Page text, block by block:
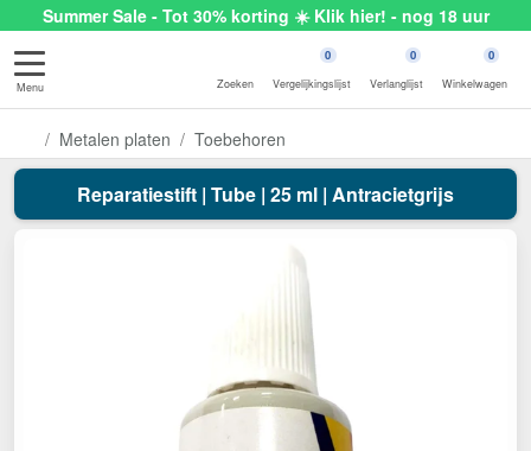
Summer Sale - Tot 30% korting ☀️ Klik hier! - nog 18 uur
Menu Zoeken
0
Vergelijkingslijst
0
Verlanglijst
0
Winkelwagen
Metalen platen Toebehoren
Reparatiestift | Tube | 25 ml | Antracietgrijs